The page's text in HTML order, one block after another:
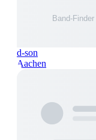
d-son
Aachen